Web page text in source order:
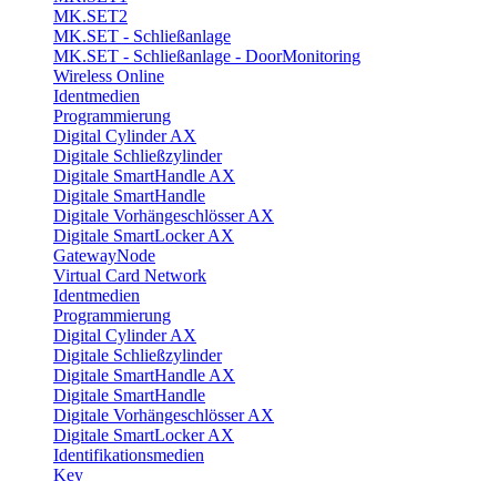
MK.SET2
MK.SET - Schließanlage
MK.SET - Schließanlage - DoorMonitoring
Wireless Online
Identmedien
Programmierung
Digital Cylinder AX
Digitale Schließzylinder
Digitale SmartHandle AX
Digitale SmartHandle
Digitale Vorhängeschlösser AX
Digitale SmartLocker AX
GatewayNode
Virtual Card Network
Identmedien
Programmierung
Digital Cylinder AX
Digitale Schließzylinder
Digitale SmartHandle AX
Digitale SmartHandle
Digitale Vorhängeschlösser AX
Digitale SmartLocker AX
Identifikationsmedien
Key